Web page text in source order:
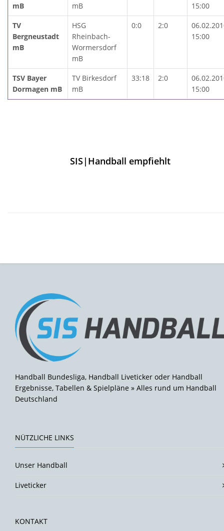
mB
mB
15:00
TV
Bergneustadt
mB
HSG
Rheinbach-
Wormersdorf
mB
0:0 2:0
15:00
TSV Bayer
Dormagen mB
TV Birkesdorf
mB
33:18 2:0
15:00
SIS|Handball empfiehlt
Handball Bundesliga, Handball Liveticker oder Handball
Ergebnisse, Tabellen & Spielpläne » Alles rund um Handball
Deutschland
NÜTZLICHE LINKS
Unser Handball
Liveticker
KONTAKT